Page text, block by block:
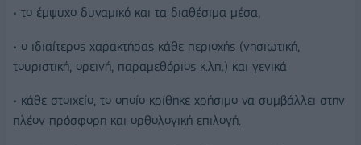
• το έμψυχο δυναμικό και τα διαθέσιμα μέσα,
• ο ιδιαίτερος χαρακτήρας κάθε περιοχής (νησιωτική,
τουριστική, ορεινή, παραμεθόριος κ.λπ.) και γενικά
• κάθε στοιχείο, το οποίο κρίθηκε χρήσιμο να συμβάλλει στην
πλέον πρόσφορη και ορθολογική επιλογή.